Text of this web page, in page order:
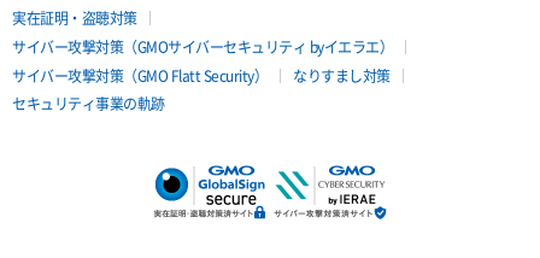
実在証明・盗聴対策
サイバー攻撃対策（GMOサイバーセキュリティ byイエラエ）
サイバー攻撃対策（GMO Flatt Security）
なりすまし対策
セキュリティ事業の軌跡